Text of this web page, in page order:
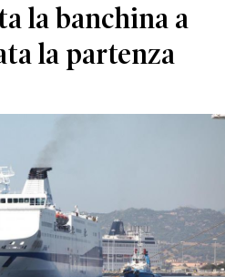
la banchina a
la partenza